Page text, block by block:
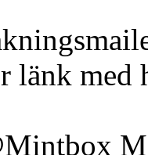
länk med